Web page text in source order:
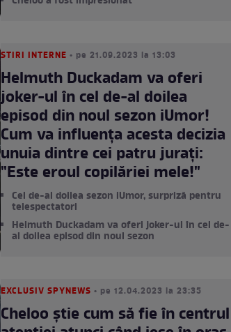
STIRI INTERNE • pe 21.09.2023 la 13:03
Helmuth Duckadam va oferi
joker-ul în cel de-al doilea
episod din noul sezon iUmor!
Cum va influența acesta decizia
unuia dintre cei patru jurați:
"Este eroul copilăriei mele!"
Cel de-al doilea sezon iUmor, surpriză pentru
telespectatori
Helmuth Duckadam va oferi joker-ul în cel de-
al doilea episod din noul sezon
EXCLUSIV SPYNEWS • pe 12.04.2023 la 23:35
Cheloo știe cum să fie în centrul